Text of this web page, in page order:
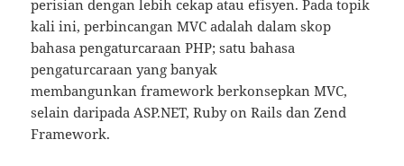
perisian dengan lebih cekap atau efisyen. Pada topik
kali ini, perbincangan MVC adalah dalam skop
bahasa pengaturcaraan PHP; satu bahasa
pengaturcaraan yang banyak
membangunkan framework berkonsepkan MVC,
selain daripada ASP.NET, Ruby on Rails dan Zend
Framework.